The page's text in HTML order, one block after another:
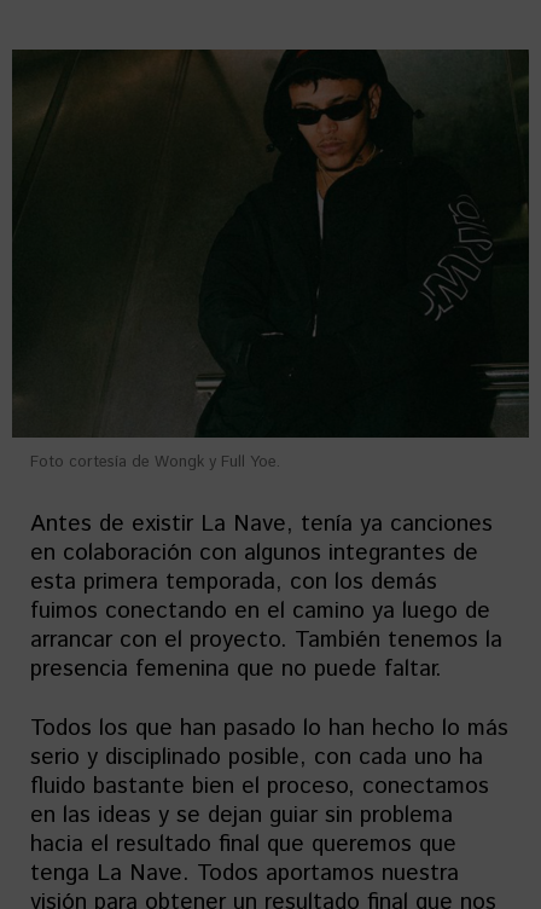
Foto cortesía de Wongk y Full Yoe.
Antes de existir La Nave, tenía ya canciones
en colaboración con algunos integrantes de
esta primera temporada, con los demás
fuimos conectando en el camino ya luego de
arrancar con el proyecto. También tenemos la
presencia femenina que no puede faltar.
Todos los que han pasado lo han hecho lo más
serio y disciplinado posible, con cada uno ha
fluido bastante bien el proceso, conectamos
en las ideas y se dejan guiar sin problema
hacia el resultado final que queremos que
tenga La Nave. Todos aportamos nuestra
visión para obtener un resultado final que nos